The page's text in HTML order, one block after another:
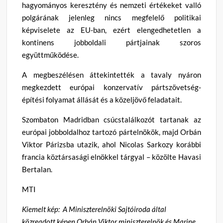
hagyományos keresztény és nemzeti értékeket valló
polgárának jelenleg nincs megfelelő politikai
képviselete az EU-ban, ezért elengedhetetlen a
kontinens jobboldali pártjainak szoros
együttműködése.
A megbeszélésen áttekintették a tavaly nyáron
megkezdett európai konzervatív pártszövetség-
építési folyamat állását és a közeljövő feladatait.
Szombaton Madridban csúcstalálkozót tartanak az
európai jobboldalhoz tartozó pártelnökök, majd Orbán
Viktor Párizsba utazik, ahol Nicolas Sarkozy korábbi
francia köztársasági elnökkel tárgyal – közölte Havasi
Bertalan.
MTI
Kiemelt kép: A Miniszterelnöki Sajtóiroda által